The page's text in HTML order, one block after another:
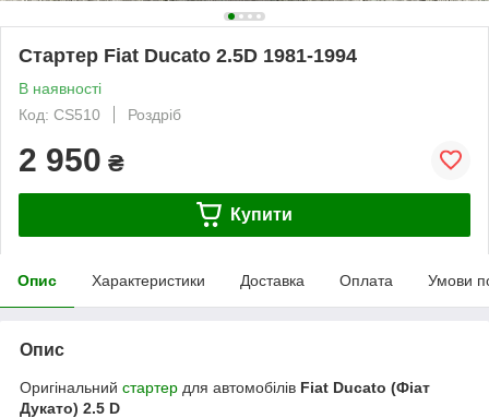
Стартер Fiat Ducato 2.5D 1981-1994
В наявності
Код: CS510
Роздріб
2 950 ₴
Купити
Опис Характеристики Доставка Оплата Умови
Опис
Оригінальний стартер для автомобілів Fiat Ducato (Фіат
Дукато) 2.5 D